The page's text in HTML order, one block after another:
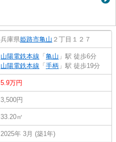
兵庫県姫路市亀山 ２丁目１２７
山陽電鉄本線 「 亀山 」駅 徒歩6分
山陽電鉄本線 「 手柄 」駅 徒歩19分
5.9万円
3,500円
33.20㎡
2025年 3月 (築1年)